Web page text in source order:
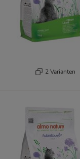
2 Varianten